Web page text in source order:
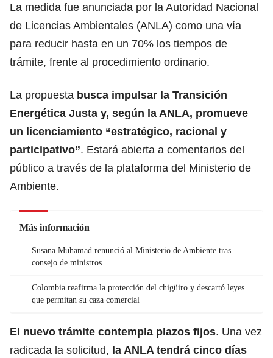
La medida fue anunciada por la Autoridad Nacional
de Licencias Ambientales (ANLA) como una vía
para reducir hasta en un 70% los tiempos de
trámite, frente al procedimiento ordinario.
La propuesta busca impulsar la Transición
Energética Justa y, según la ANLA, promueve
un licenciamiento “estratégico, racional y
participativo”. Estará abierta a comentarios del
público a través de la plataforma del Ministerio de
Ambiente.
Más información
Susana Muhamad renunció al Ministerio de Ambiente tras
consejo de ministros
Colombia reafirma la protección del chigüiro y descartó leyes
que permitan su caza comercial
El nuevo trámite contempla plazos fijos. Una vez
radicada la solicitud, la ANLA tendrá cinco días